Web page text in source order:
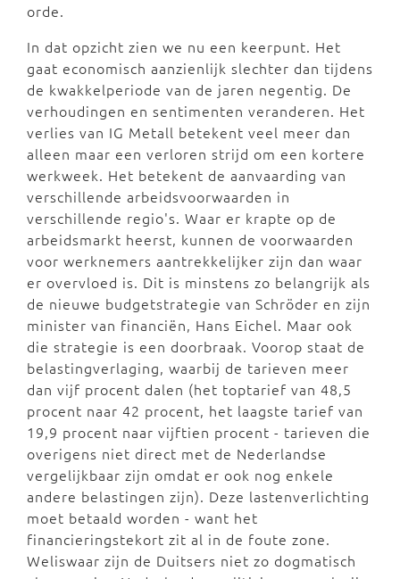
orde.
In dat opzicht zien we nu een keerpunt. Het
gaat economisch aanzienlijk slechter dan tijdens
de kwakkelperiode van de jaren negentig. De
verhoudingen en sentimenten veranderen. Het
verlies van IG Metall betekent veel meer dan
alleen maar een verloren strijd om een kortere
werkweek. Het betekent de aanvaarding van
verschillende arbeidsvoorwaarden in
verschillende regio's. Waar er krapte op de
arbeidsmarkt heerst, kunnen de voorwaarden
voor werknemers aantrekkelijker zijn dan waar
er overvloed is. Dit is minstens zo belangrijk als
de nieuwe budgetstrategie van Schröder en zijn
minister van financiën, Hans Eichel. Maar ook
die strategie is een doorbraak. Voorop staat de
belastingverlaging, waarbij de tarieven meer
dan vijf procent dalen (het toptarief van 48,5
procent naar 42 procent, het laagste tarief van
19,9 procent naar vijftien procent - tarieven die
overigens niet direct met de Nederlandse
vergelijkbaar zijn omdat er ook nog enkele
andere belastingen zijn). Deze lastenverlichting
moet betaald worden - want het
financieringstekort zit al in de foute zone.
Weliswaar zijn de Duitsers niet zo dogmatisch